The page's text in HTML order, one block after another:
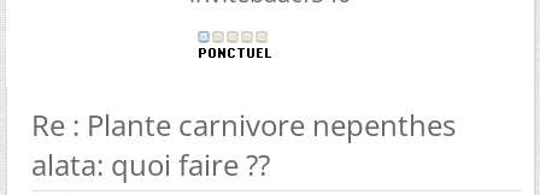
Re : Plante carnivore nepenthes
alata: quoi faire ??